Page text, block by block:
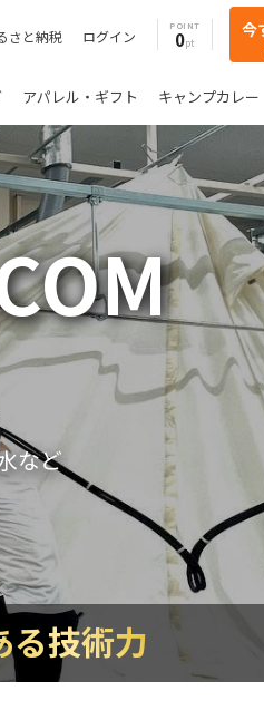
さと納税 ログイン
POINT
0 今
アパレル・ギフト キャンプカレー
など
る技術力